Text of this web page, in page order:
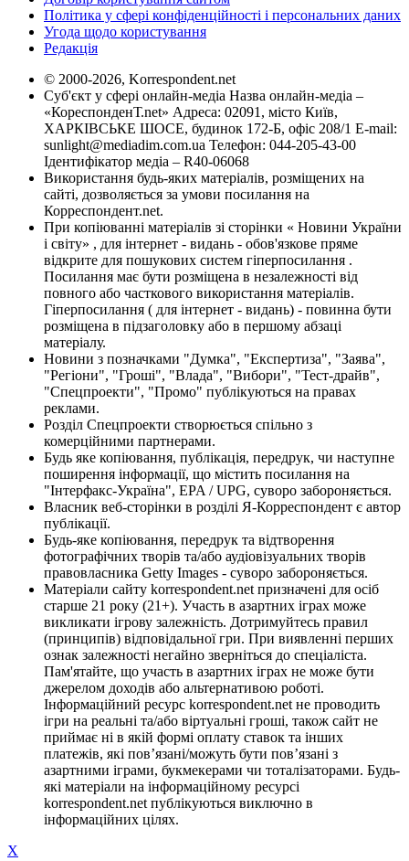
Політика у сфері конфіденційності і персональних даних
Угода щодо користування
Редакція
© 2000-2026, Korrespondent.net
Суб'єкт у сфері онлайн-медіа Назва онлайн-медіа –
«КореспонденТ.net» Адреса: 02091, місто Київ,
ХАРКІВСЬКЕ ШОСЕ, будинок 172-Б, офіс 208/1 E-mail:
sunlight@mediadim.com.ua Телефон: 044-205-43-00
Ідентифікатор медіа – R40-06068
Використання будь-яких матеріалів, розміщених на
сайті, дозволяється за умови посилання на
Корреспондент.net.
При копіюванні матеріалів зі сторінки « Новини України
і світу» , для інтернет - видань - обов'язкове пряме
відкрите для пошукових систем гіперпосилання .
Посилання має бути розміщена в незалежності від
повного або часткового використання матеріалів.
Гіперпосилання ( для інтернет - видань) - повинна бути
розміщена в підзаголовку або в першому абзаці
матеріалу.
Новини з позначками "Думка", "Експертиза", "Заява",
"Регіони", "Гроші", "Влада", "Вибори", "Тест-драйв",
"Спецпроекти", "Промо" публікуються на правах
реклами.
Розділ Спецпроекти створюється спільно з
комерційними партнерами.
Будь яке копіювання, публікація, передрук, чи наступне
поширення інформації, що містить посилання на
"Інтерфакс-Україна", EPA / UPG, суворо забороняється.
Власник веб-сторінки в розділі Я-Корреспондент є автор
публікації.
Будь-яке копіювання, передрук та відтворення
фотографічних творів та/або аудіовізуальних творів
правовласника Getty Images - суворо забороняється.
Матеріали сайту korrespondent.net призначені для осіб
старше 21 року (21+). Участь в азартних іграх може
викликати ігрову залежність. Дотримуйтесь правил
(принципів) відповідальної гри. При виявленні перших
ознак залежності негайно зверніться до спеціаліста.
Пам'ятайте, що участь в азартних іграх не може бути
джерелом доходів або альтернативою роботі.
Інформаційний ресурс korrespondent.net не проводить
ігри на реальні та/або віртуальні гроші, також сайт не
приймає ні в якій формі оплату ставок та інших
платежів, які пов’язані/можуть бути пов’язані з
азартними іграми, букмекерами чи тоталізаторами. Будь-
які матеріали на інформаційному ресурсі
korrespondent.net публікуються виключно в
інформаційних цілях.
X